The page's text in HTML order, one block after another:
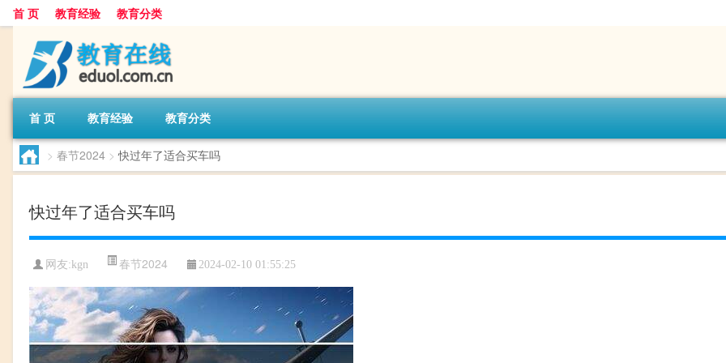
首 页 教育经验 教育分类
首 页 教育经验 教育分类
> 春节2024 > 快过年了适合买车吗
快过年了适合买车吗
网友: kgn 春节2024 2024-02-10 01:55:25